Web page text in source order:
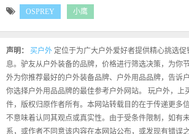
OSPREY 小鹰
声明： 买户外 定位于为广大户外爱好者提供精心挑选
息。驴友从户外装备的品牌，价格进行筛选决策，为你
外为你推荐最好的户外装备品牌、户外用品品牌，告诉
你选择户外用品品牌的最佳参考户外网站。 玩户外，上
件，版权归原作者所有。本网站转载目的在于传递更多
不意味着认同其观点或真实性。由于受条件限制，如有
系，或作者不同意该内容在本网站公布，或发现有错误